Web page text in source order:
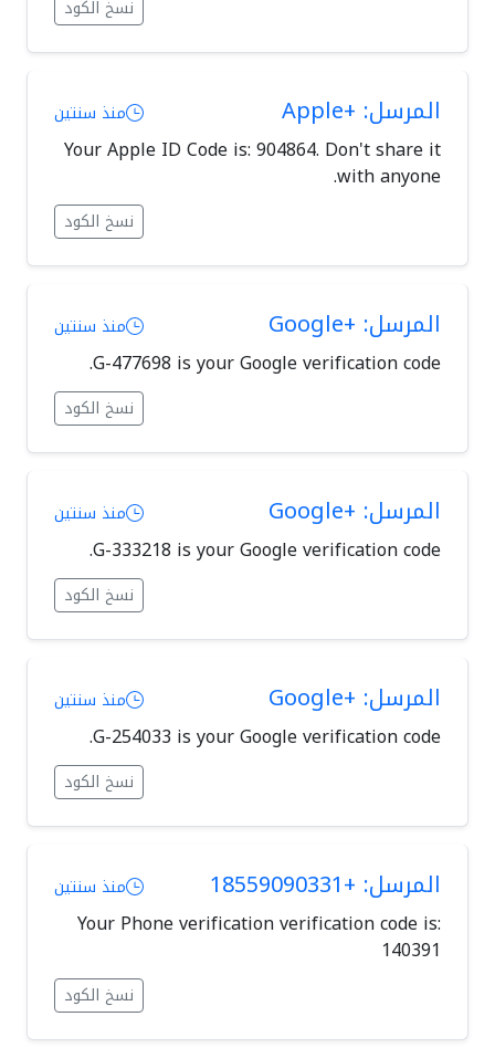
نسخ الكود
المرسل: +Apple منذ سنتين
Your Apple ID Code is: 904864. Don't share it
with anyone.
نسخ الكود
المرسل: +Google منذ سنتين
G-477698 is your Google verification code.
نسخ الكود
المرسل: +Google منذ سنتين
G-333218 is your Google verification code.
نسخ الكود
المرسل: +Google منذ سنتين
G-254033 is your Google verification code.
نسخ الكود
المرسل: +18559090331 منذ سنتين
Your Phone verification verification code is:
140391
نسخ الكود